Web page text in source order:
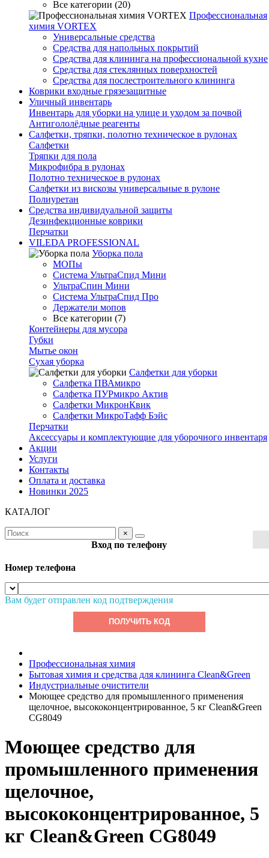
Все категории (20)
Профессиональная
химия VORTEX
Универсальные средства
Средства для напольных покрытий
Средства для клининга на профессиональной кухне
Средства для стеклянных поверхностей
Средства для послестроительного клининга
Коврики входные грязезащитные
Уличный инвентарь
Инвентарь для уборки на улице и уходом за почвой
Антигололёдные реагенты
Салфетки, тряпки, полотно техническое в рулонах
Салфетки
Тряпки для пола
Микрофибра в рулонах
Полотно техническое в рулонах
Салфетки из вискозы универсальные в рулоне
Полиуретан
Средства индивидуальной защиты
Дезинфекционные коврики
Перчатки
VILEDA PROFESSIONAL
Уборка пола
МОПы
Система УльтраСпид Мини
УльтраСпин Мини
Система УльтраСпид Про
Держатели мопов
Все категории (7)
Контейнеры для мусора
Губки
Мытье окон
Сухая уборка
Салфетки для уборки
Салфетка ПВАмикро
Салфетка ПУРмикро Актив
Салфетки МикронКвик
Салфетки МикроТафф Бэйс
Перчатки
Аксессуары и комплектующие для уборочного инвентаря
Акции
Услуги
Контакты
Оплата и доставка
Новинки 2025
КАТАЛОГ
×
Вход по телефону
Номер телефона
Вам будет отправлен код подтверждения
ПОЛУЧИТЬ КОД
Профессиональная химия
Бытовая химия и средства для клининга Clean&Green
Индустриальные очистители
Моющее средство для промышленного применения
щелочное, высококонцентрированное, 5 кг Clean&Green
CG8049
Моющее средство для
промышленного применения
щелочное,
высококонцентрированное, 5
кг Clean&Green CG8049